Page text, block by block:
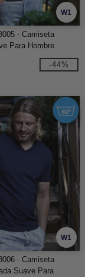
W1
- Camiseta
Para Hombre
-44%
W1
- Camiseta
Suave Para